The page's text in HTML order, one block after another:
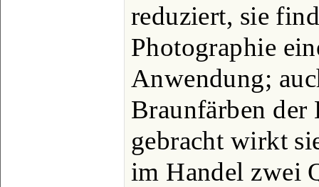
reduziert, sie
Photographie
Anwendung;
Braunfärben der
gebracht wirkt
im Handel zwei